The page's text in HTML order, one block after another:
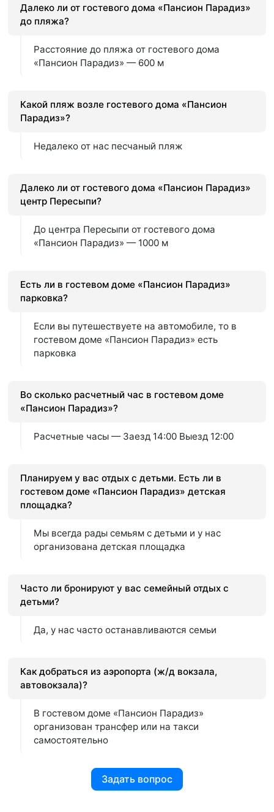
Далеко ли от гостевого дома «Пансион Парадиз»
до пляжа?
Расстояние до пляжа от гостевого дома
«Пансион Парадиз» — 600 м
Какой пляж возле гостевого дома «Пансион
Парадиз»?
Недалеко от нас песчаный пляж
Далеко ли от гостевого дома «Пансион Парадиз»
центр Пересыпи?
До центра Пересыпи от гостевого дома
«Пансион Парадиз» — 1000 м
Есть ли в гостевом доме «Пансион Парадиз»
парковка?
Если вы путешествуете на автомобиле, то в
гостевом доме «Пансион Парадиз» есть
парковка
Во сколько расчетный час в гостевом доме
«Пансион Парадиз»?
Расчетные часы — Заезд 14:00 Выезд 12:00
Планируем у вас отдых с детьми. Есть ли в
гостевом доме «Пансион Парадиз» детская
площадка?
Мы всегда рады семьям с детьми и у нас
организована детская площадка
Часто ли бронируют у вас семейный отдых с
детьми?
Да, у нас часто останавливаются семьи
Как добраться из аэропорта (ж/д вокзала,
автовокзала)?
В гостевом доме «Пансион Парадиз»
организован трансфер или на такси
самостоятельно
Задать вопрос